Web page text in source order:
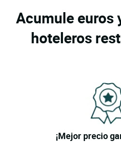
Acumule euros
hoteleros
¡Mejor precio